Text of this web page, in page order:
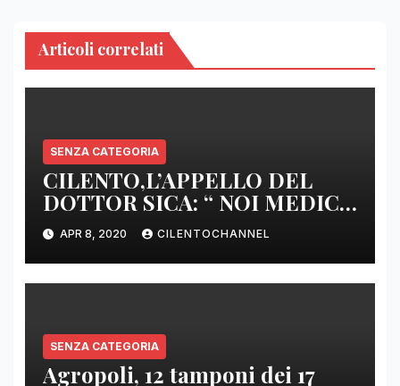
Articoli correlati
SENZA CATEGORIA
CILENTO,L’APPELLO DEL
DOTTOR SICA: “ NOI MEDICI
DI BASE SIAMO SENZA ARMI
E SENZA PRESIDI”
APR 8, 2020 CILENTOCHANNEL
SENZA CATEGORIA
Agropoli, 12 tamponi dei 17